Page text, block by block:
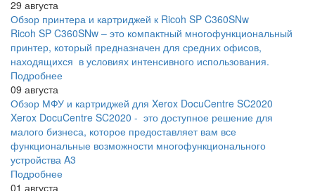
29 августа
Обзор принтера и картриджей к Ricoh SP C360SNw
Ricoh SP C360SNw – это компактный многофункциональный
принтер, который предназначен для средних офисов,
находящихся в условиях интенсивного использования.
Подробнее
09 августа
Обзор МФУ и картриджей для Xerox DocuCentre SC2020
Xerox DocuCentre SC2020 - это доступное решение для
малого бизнеса, которое предоставляет вам все
функциональные возможности многофункционального
устройства A3
Подробнее
01 августа